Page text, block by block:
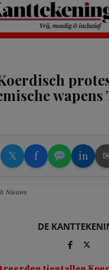
wapens
𝕏 f in
Nieuws
DE